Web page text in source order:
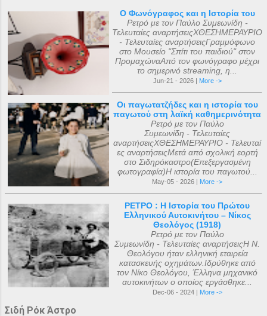
Ο Φωνόγραφος και η Ιστορία του
Ρετρό με τον Παύλο Συμεωνίδη -
Τελευταίες αναρτήσειςΧΘΕΣΗΜΕΡΑΥΡΙΟ
- Τελευταίες αναρτήσειςΓραμμόφωνο
στο Μουσείο "Σπίτι του παιδιού" στον
ΠρομαχώναΑπό τον φωνόγραφο μέχρι
το σημερινό streaming, η...
Jun-21 - 2026 | More ->
Οι παγωτατζήδες και η ιστορία του
παγωτού στη λαϊκή καθημερινότητα
Ρετρό με τον Παύλο
Συμεωνίδη - Τελευταίες
αναρτήσειςΧΘΕΣΗΜΕΡΑΥΡΙΟ - Τελευταί
ες αναρτήσειςΜετά από σχολική εορτή
στο Σιδηρόκαστρο(Επεξεργασμένη
φωτογραφία)Η ιστορία του παγωτού...
May-05 - 2026 | More ->
ΡΕΤΡΟ : Η Ιστορία του Πρώτου
Ελληνικού Αυτοκινήτου – Νίκος
Θεολόγος (1918)
Ρετρό με τον Παύλο
Συμεωνίδη - Τελευταίες αναρτήσειςΗ Ν.
Θεολόγου ήταν ελληνική εταιρεία
κατασκευής οχημάτων.Ιδρύθηκε από
τον Νίκο Θεολόγου, Έλληνα μηχανικό
αυτοκινήτων ο οποίος εργάσθηκε...
Dec-06 - 2024 | More ->
Σιδή Ρόκ Άστρο